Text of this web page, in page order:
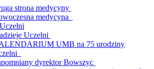
strona medycyny
medycyna
Uczelni
UMB na 75 urodziny
dyrektor Bowszyc